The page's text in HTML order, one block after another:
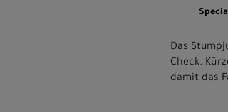
Das
Check.
damit das